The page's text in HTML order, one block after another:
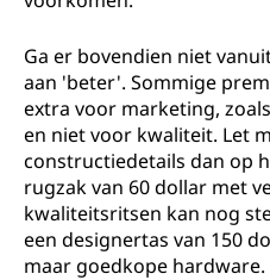
Ga er bovendien niet
aan 'beter'. Sommige
extra voor marketing,
en niet voor kwaliteit. Let
constructiedetails dan op
rugzak van 60 dollar met
kwaliteitsritsen kan nog
een designertas van 150
maar goedkope hardware.